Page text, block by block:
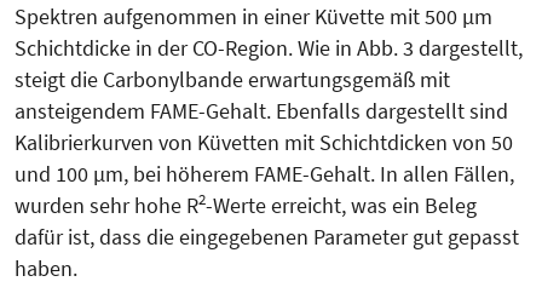
Spektren aufgenommen in einer Küvette mit 500 µm
Schichtdicke in der CO-Region. Wie in Abb. 3 dargestellt,
steigt die Carbonylbande erwartungsgemäß mit
ansteigendem FAME-Gehalt. Ebenfalls dargestellt sind
Kalibrierkurven von Küvetten mit Schichtdicken von 50
und 100 µm, bei höherem FAME-Gehalt. In allen Fällen,
wurden sehr hohe R2-Werte erreicht, was ein Beleg
dafür ist, dass die eingegebenen Parameter gut gepasst
haben.